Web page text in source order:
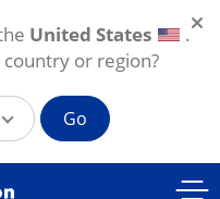
United States
.
or region?
Go